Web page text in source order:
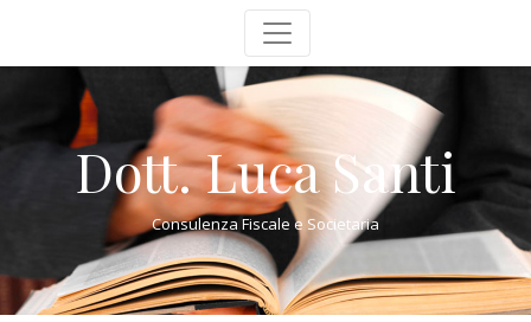
Dott. Luca Santi
Consulenza Fiscale e Societaria